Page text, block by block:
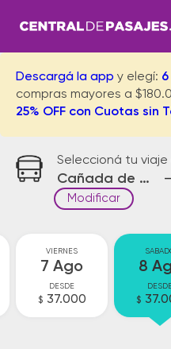
Descargá la app y elegí:
compras mayores a
25% OFF con Cuotas sin
Seleccioná tu viaje
Cañada de Gomez
Modificar
VIERNES
7 Ago
DESDE
$ 37.000
8
$